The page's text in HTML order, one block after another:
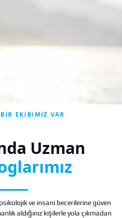
EKIBIMIZ VAR
Uzman
psikolojik ve insani becerilerine güven
aldığınız kişilerle yola çıkmadan